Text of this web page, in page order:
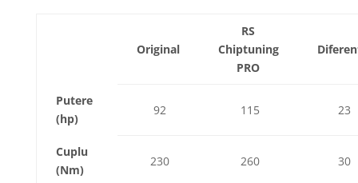
Original
RS
Chiptuning
PRO
Putere
(hp)
92 115 23
Cuplu
(Nm)
230 260 30